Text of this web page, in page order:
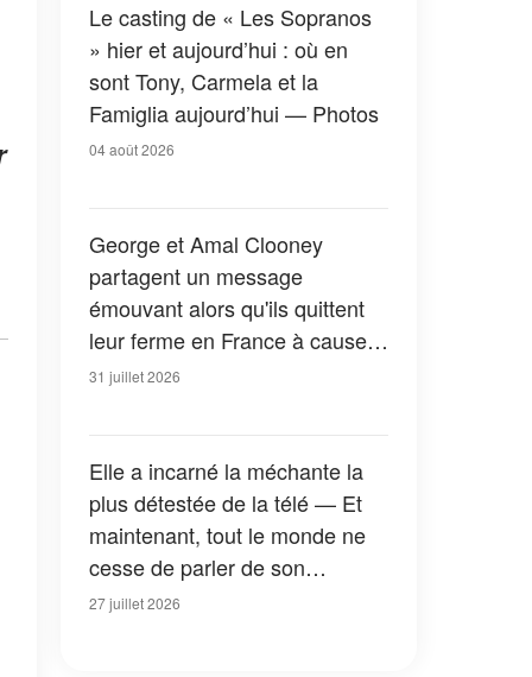
Le casting de « Les Sopranos
» hier et aujourd’hui : où en
sont Tony, Carmela et la
Famiglia aujourd’hui — Photos
04 août 2026
George et Amal Clooney
partagent un message
émouvant alors qu'ils quittent
leur ferme en France à cause
des feux de forêt — Tous les
31 juillet 2026
Elle a incarné la méchante la
plus détestée de la télé — Et
maintenant, tout le monde ne
cesse de parler de son
apparition dans la nouvelle
27 juillet 2026